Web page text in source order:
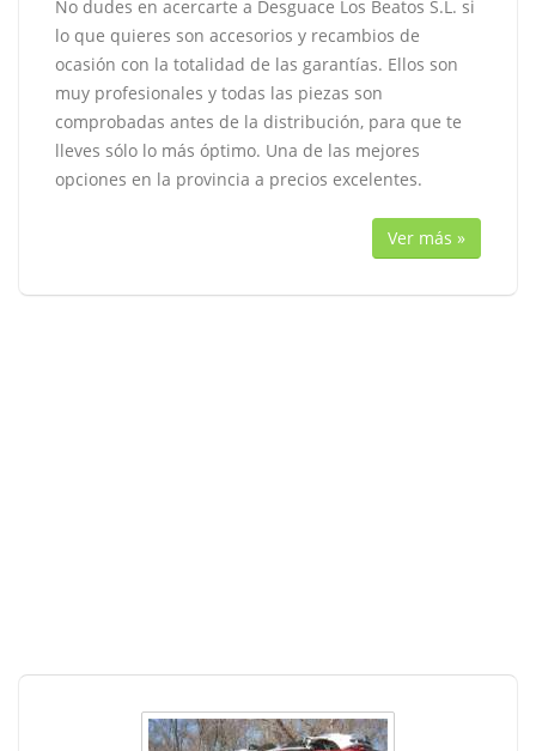
No dudes en acercarte a Desguace Los Beatos S.L. si
lo que quieres son accesorios y recambios de
ocasión con la totalidad de las garantías. Ellos son
muy profesionales y todas las piezas son
comprobadas antes de la distribución, para que te
lleves sólo lo más óptimo. Una de las mejores
opciones en la provincia a precios excelentes.
Ver más »